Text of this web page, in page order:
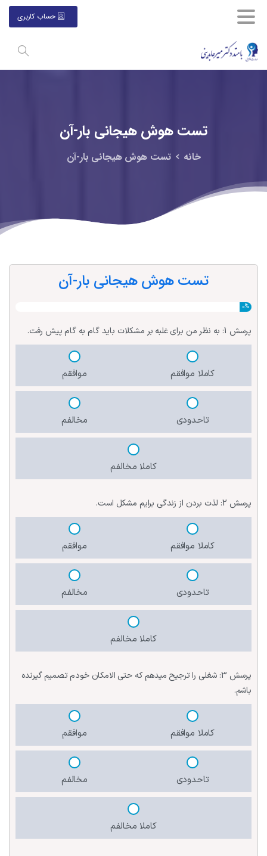
حساب کاربری
تست هوش هیجانی بار-آن
خانه تست هوش هیجانی بار-آن
تست هوش هیجانی بار-آن
0%
پرسش 1: به نظر من برای غلبه بر مشکلات باید گام به گام پیش رفت.
کاملا موافقم موافقم
تاحدودی مخالفم
کاملا مخالفم
پرسش 2: لذت بردن از زندگی برایم مشکل است.
کاملا موافقم موافقم
تاحدودی مخالفم
کاملا مخالفم
پرسش 3:
شغلی را ترجیح میدهم که حتی الامکان خودم تصمیم گیرنده
باشم.
کاملا موافقم موافقم
تاحدودی مخالفم
کاملا مخالفم